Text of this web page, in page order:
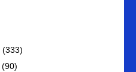
(333)
(90)